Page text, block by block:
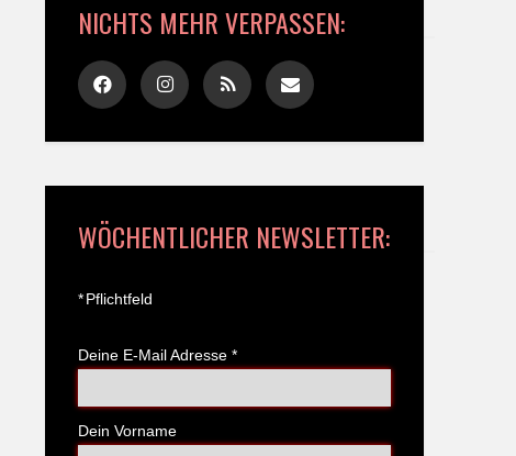
NICHTS MEHR VERPASSEN:
WÖCHENTLICHER NEWSLETTER:
*Pflichtfeld
Deine E-Mail Adresse *
Dein Vorname